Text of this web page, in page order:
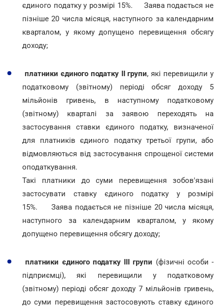
єдиного податку у розмірі 15%. Заява подається не
пізніше 20 числа місяця, наступного за календарним
кварталом, у якому допущено перевищення обсягу
доходу;
платники єдиного податку II групи, які перевищили у
податковому (звітному) періоді обсяг доходу 5
мільйонів гривень, в наступному податковому
(звітному) кварталі за заявою переходять на
застосування ставки єдиного податку, визначеної
для платників єдиного податку третьої групи, або
відмовляються від застосування спрощеної системи
оподаткування.
Такі платники до суми перевищення зобов'язані
застосувати ставку єдиного податку у розмірі
15%. Заява подається не пізніше 20 числа місяця,
наступного за календарним кварталом, у якому
допущено перевищення обсягу доходу;
платники єдиного податку III групи (фізичні особи -
підприємці), які перевищили у податковому
(звітному) періоді обсяг доходу 7 мільйонів гривень,
до суми перевищення застосовують ставку єдиного